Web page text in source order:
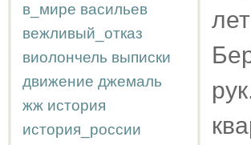
в_мире васильев
вежливый_отказ
виолончель выписки
движение джемаль
жж история
история_россии